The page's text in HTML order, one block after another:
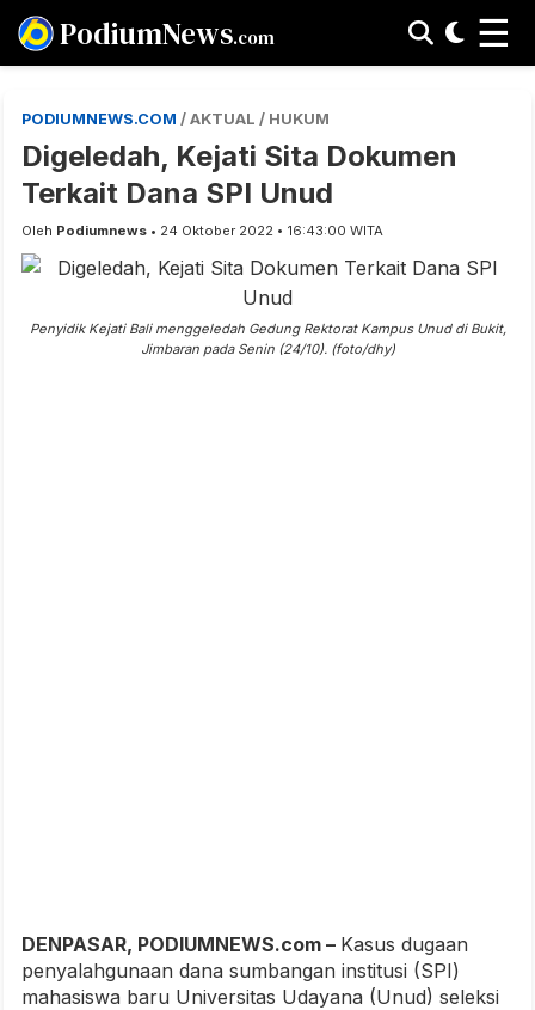
PodiumNews.com ☰
PODIUMNEWS.COM / AKTUAL / HUKUM
Digeledah, Kejati Sita Dokumen
Terkait Dana SPI Unud
Oleh Podiumnews • 24 Oktober 2022 • 16:43:00 WITA
Penyidik Kejati Bali menggeledah Gedung Rektorat Kampus Unud di Bukit,
Jimbaran pada Senin (24/10). (foto/dhy)
DENPASAR, PODIUMNEWS.com – Kasus dugaan
penyalahgunaan dana sumbangan institusi (SPI)
mahasiswa baru Universitas Udayana (Unud) seleksi